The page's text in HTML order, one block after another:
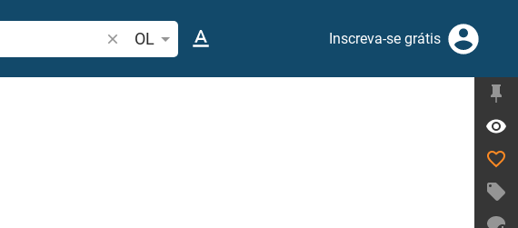
Pesquise passagem da Bíblia ou termos
OL Inscreva-se grátis